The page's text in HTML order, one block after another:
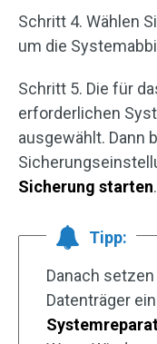
Schritt 4. Wählen
um die
Schritt 5. Die für
erforderlichen
ausgewählt. Dann
Sicherung starten.
Tipp:
Danach
Datenträger